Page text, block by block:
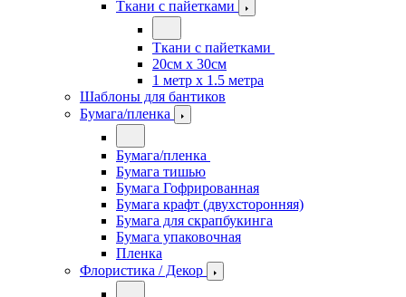
Ткани с пайетками
Ткани с пайетками
20см х 30см
1 метр х 1.5 метра
Шаблоны для бантиков
Бумага/пленка
Бумага/пленка
Бумага тишью
Бумага Гофрированная
Бумага крафт (двухсторонняя)
Бумага для скрапбукинга
Бумага упаковочная
Пленка
Флористика / Декор